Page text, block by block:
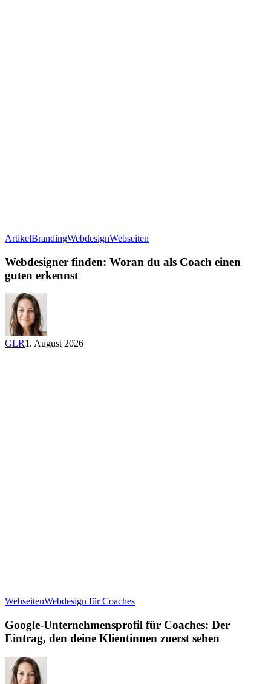
ArtikelBrandingWebdesignWebseiten
Woran
Webdesigner finden: Woran du als Coach einen
guten erkennst
GLR1. August 2026
WebseitenWebdesign für CoachesGoogle-
für
Der
Google-Unternehmensprofil für Coaches: Der
Eintrag, den deine Klientinnen zuerst sehen